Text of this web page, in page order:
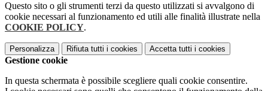
Questo sito o gli strumenti terzi da questo utilizzati si avvalgono di
cookie necessari al funzionamento ed utili alle finalità illustrate nella
COOKIE POLICY.
Personalizza Rifiuta tutti i cookies Accetta tutti i cookies
Gestione cookie
In questa schermata è possibile scegliere quali cookie consentire.